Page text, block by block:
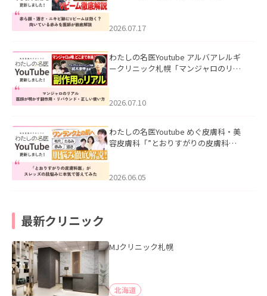
した。
2026.07.17
わたしの名医Youtube アルバアレルギ
ークリニック札幌「マンジャロのリア
た。
2026.07.10
わたしの名医Youtube めぐ皮膚科・美
容皮膚科「”とおりすがりの皮膚科
2026.06.05
最新クリニック
MJクリニック札幌
北海道